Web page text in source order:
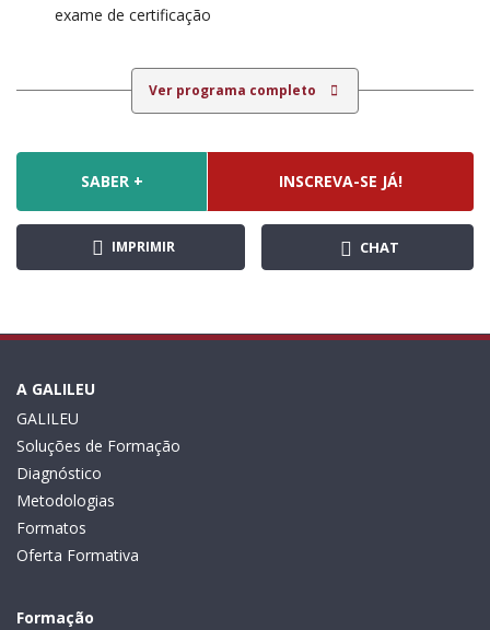
exame de certificação
Ver programa completo
SABER + INSCREVA-SE JÁ!
IMPRIMIR CHAT
A GALILEU
GALILEU
Soluções de Formação
Diagnóstico
Metodologias
Formatos
Oferta Formativa
Formação